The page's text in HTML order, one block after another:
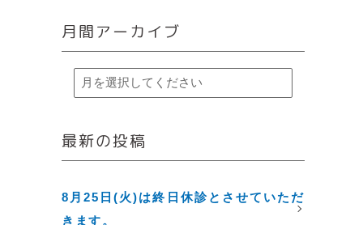
月間アーカイブ
最新の投稿
8月25日(火)は終日休診とさせていただ
きます。